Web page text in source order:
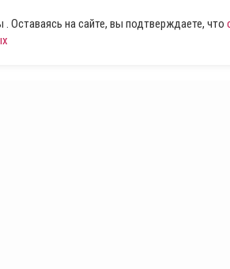
на сайте, вы подтверждаете, что